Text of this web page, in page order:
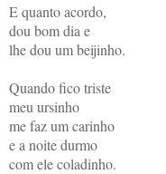
E quanto acordo,
dou bom dia e
lhe dou um beijinho.
Quando fico triste
meu ursinho
me faz um carinho
e a noite durmo
com ele coladinho.